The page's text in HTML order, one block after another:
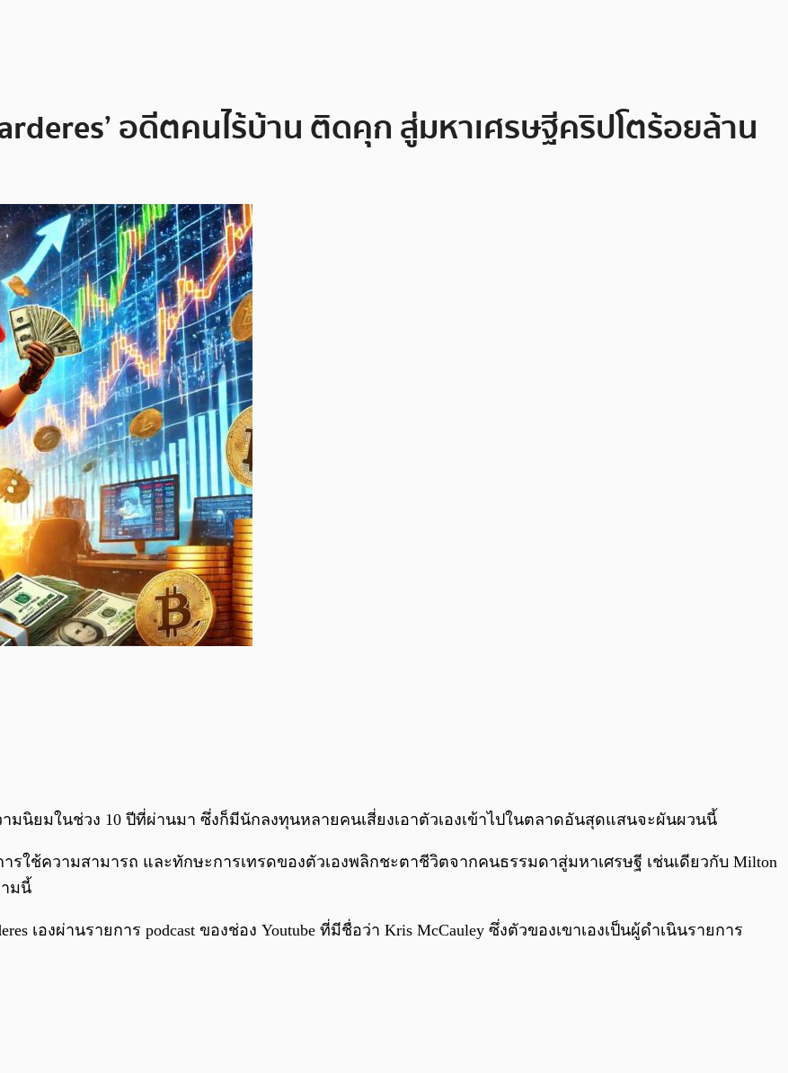
อดีตคนไร้บ้าน ติดคุก สู่มหาเศรษฐีคริปโตร้อยล้าน
0:00 0:00
นิยมในช่วง 10 ปีที่ผ่านมา ซึ่งก็มีนักลงทุนหลายคนเสี่ยงเอาตัวเองเข้าไปในตลาดอันสุดแสนจะผันผวนนี้
รใช้ความสามารถ และทักษะการเทรดของตัวเองพลิกชะตาชีวิตจากคนธรรมดาสู่มหาเศรษฐี เช่นเดียวกับ Milton
ามนี้
เองผ่านรายการ podcast ของช่อง Youtube ที่มีชื่อว่า Kris McCauley ซึ่งตัวของเขาเองเป็นผู้ดำเนินรายการ